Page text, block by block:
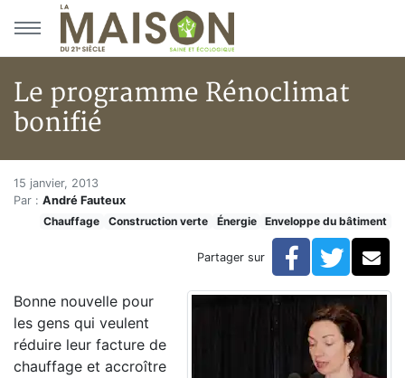
Aller au menu principal
Aller au contenu principal
Le programme Rénoclimat
bonifié
Accueil
Articles
Construction verte
Le programme Rénoclimat
15 janvier, 2013
Par : André Fauteux
Chauffage
Construction verte Énergie Enveloppe du bâtiment
Partager sur Facebook
Bonne nouvelle pour
les gens qui veulent
réduire leur facture de
chauffage et accroître